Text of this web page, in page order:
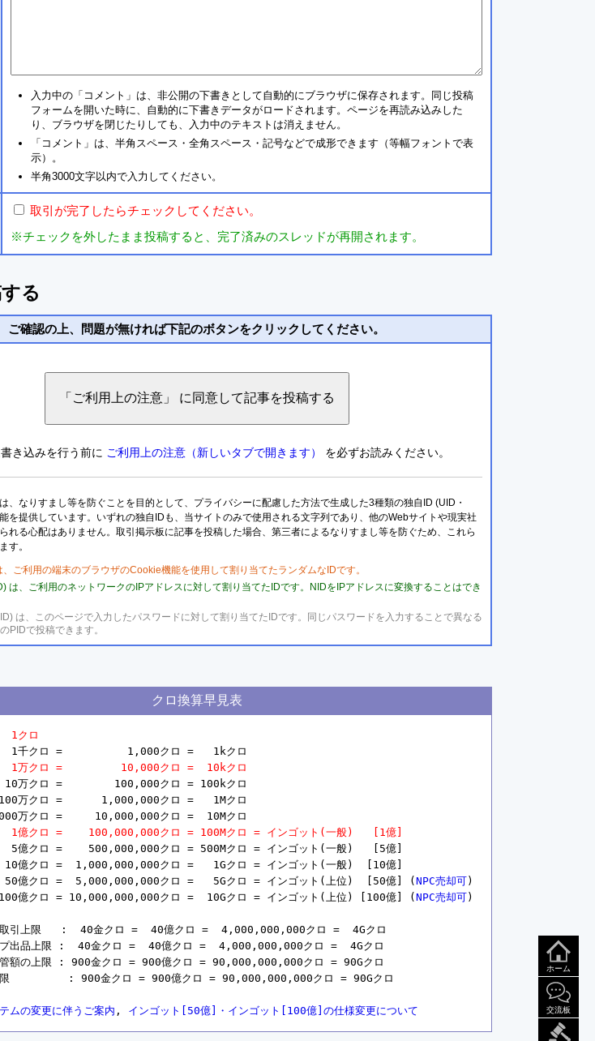
ホーム
交流板
入力中の「コメント」は、非公開の下書きとして自動的にブラウザに保存されます。同じ投稿
フォームを開いた時に、自動的に下書きデータがロードされます。ページを再読み込みした
り、ブラウザを閉じたりしても、入力中のテキストは消えません。
「コメント」は、半角スペース・全角スペース・記号などで成形できます（等幅フォントで表
示）。
半角3000文字以内で入力してください。
取引が完了したらチェックしてください。
※チェックを外したまま投稿すると、完了済みのスレッドが再開されます。
る
ご確認の上、問題が無ければ下記のボタンをクリックしてください。
き込みを行う前に ご利用上の注意（新しいタブで開きます） を必ずお読みください。
、なりすまし等を防ぐことを目的として、プライバシーに配慮した方法で生成した3種類の独自ID (UID・
を提供しています。いずれの独自IDも、当サイトのみで使用される文字列であり、他のWebサイトや現実社
れる心配はありません。取引掲示板に記事を投稿した場合、第三者によるなりすまし等を防ぐため、これら
す。
ご利用の端末のブラウザのCookie機能を使用して割り当てたランダムなIDです。
は、ご利用のネットワークのIPアドレスに対して割り当てたIDです。NIDをIPアドレスに変換することはでき
は、このページで入力したパスワードに対して割り当てたIDです。同じパスワードを入力することで異なる
PIDで投稿できます。
クロ換算早見表
1クロ
1千クロ =          1,000クロ =   1kクロ
1万クロ =         10,000クロ =  10kクロ
10万クロ =        100,000クロ = 100kクロ
万クロ =      1,000,000クロ =   1Mクロ
万クロ =     10,000,000クロ =  10Mクロ
1億クロ =    100,000,000クロ = 100Mクロ = インゴット(一般)   [1億]
5億クロ =    500,000,000クロ = 500Mクロ = インゴット(一般)   [5億]
億クロ =  1,000,000,000クロ =   1Gクロ = インゴット(一般)  [10億]
億クロ =  5,000,000,000クロ =   5Gクロ = インゴット(上位)  [50億] (
NPC売却可)
億クロ = 10,000,000,000クロ =  10Gクロ = インゴット(上位) [100億] ( NPC売却可)
取引上限   :  40金クロ =  40億クロ =  4,000,000,000クロ =  4Gクロ
プ出品上限 :  40金クロ =  40億クロ =  4,000,000,000クロ =  4Gクロ
管額の上限 : 900金クロ = 900億クロ = 90,000,000,000クロ = 90Gクロ
限         : 900金クロ = 900億クロ = 90,000,000,000クロ = 90Gクロ
ムの変更に伴うご案内 , インゴット[50億]・インゴット[100億]の仕様変更について